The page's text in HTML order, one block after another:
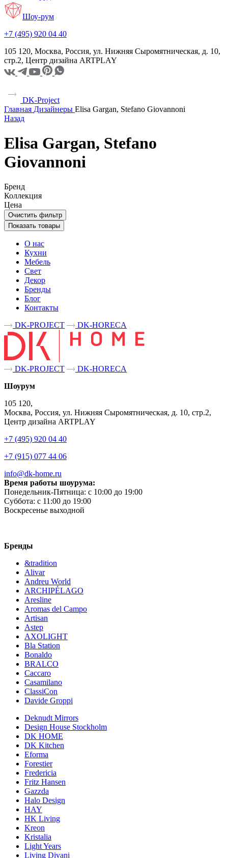
Шоу-рум
+7 (495) 920 04 40
105 120, Москва, Россия, ул. Нижняя Сыромятническая, д. 10,
стр.2, Центр дизайна ARTPLAY
DK-Project
Главная Дизайнеры Elisa Gargan, Stefano Giovannoni
Назад
Elisa Gargan, Stefano
Giovannoni
Бренд
Коллекция
Цена
Очистить фильтр
Показать товары
О нас
Кухни
Мебель
Свет
Декор
Бренды
Блог
Контакты
DK-PROJECT
DK-HORECA
DK-PROJECT
DK-HORECA
Шоурум
105 120,
Москва, Россия, ул. Нижняя Сыромятническая, д. 10, стр.2,
Центр дизайна ARTPLAY
+7 (495) 920 04 40
+7 (915) 077 44 06
info@dk-home.ru
Время работы шоурума:
Понедельник-Пятница: c 10:00 до 19:00
Суббота: c 11:00 до 19:00
Воскресенье выходной
Бренды
&tradition
Alivar
Andreu World
ARCHIPÉLAGO
Aresline
Aromas del Campo
Artisan
Astep
AXOLIGHT
Bla Station
Bonaldo
BRALCO
Caccaro
Casamilano
ClassiCon
Davide Groppi
Deknudt Mirrors
Design House Stockholm
DK HOME
DK Kitchen
Eforma
Forestier
Fredericia
Fritz Hansen
Gazzda
Halo Design
HAY
HK Living
Kreon
Kristalia
Light Years
Living Divani